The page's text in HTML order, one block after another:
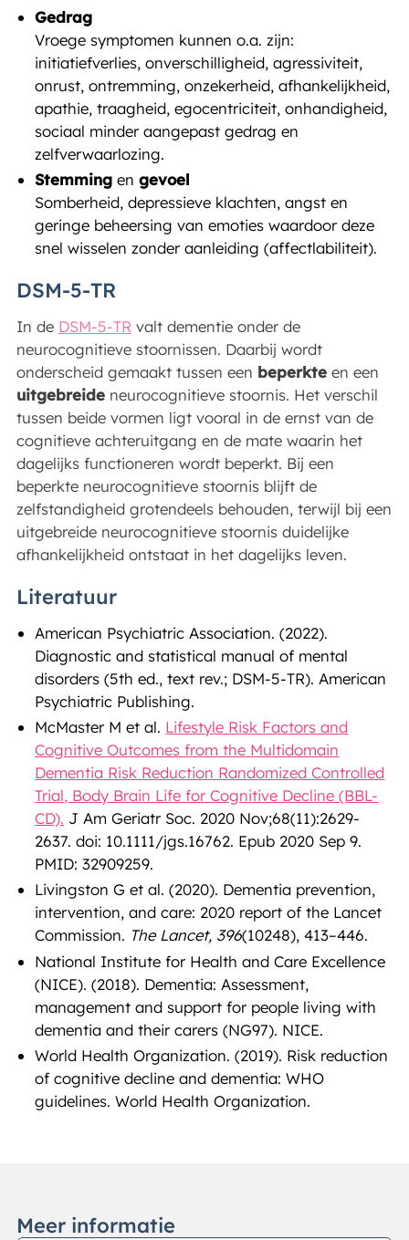
Gedrag
Vroege symptomen kunnen o.a. zijn:
initiatiefverlies, onverschilligheid, agressiviteit,
onrust, ontremming, onzekerheid, afhankelijkheid,
apathie, traagheid, egocentriciteit, onhandigheid,
sociaal minder aangepast gedrag en
zelfverwaarlozing.
Stemmingengevoel
Somberheid, depressieve klachten, angst en
geringe beheersing van emoties waardoor deze
snel wisselen zonder aanleiding (affectlabiliteit).
DSM-5-TR
In de DSM-5-TR valt dementie onder de
neurocognitieve stoornissen. Daarbij wordt
onderscheid gemaakt tussen een beperkteen een
uitgebreideneurocognitieve stoornis. Het verschil
tussen beide vormen ligt vooral in de ernst van de
cognitieve achteruitgang en de mate waarin het
dagelijks functioneren wordt beperkt. Bij een
beperkte neurocognitieve stoornis blijft de
zelfstandigheid grotendeels behouden, terwijl bij een
uitgebreide neurocognitieve stoornis duidelijke
afhankelijkheid ontstaat in het dagelijks leven.
Literatuur
American Psychiatric Association. (2022).
Diagnostic and statistical manual of mental
disorders (5th ed., text rev.; DSM-5-TR). American
Psychiatric Publishing.
McMaster M et al. Lifestyle Risk Factors and
Cognitive Outcomes from the Multidomain
Dementia Risk Reduction Randomized Controlled
Trial, Body Brain Life for Cognitive Decline (BBL-
CD). J Am Geriatr Soc. 2020 Nov;68(11):2629-
2637. doi: 10.1111/jgs.16762. Epub 2020 Sep 9.
PMID: 32909259.
Livingston G et al. (2020). Dementia prevention,
intervention, and care: 2020 report of the Lancet
Commission. The Lancet, 396(10248), 413–446.
National Institute for Health and Care Excellence
(NICE). (2018). Dementia: Assessment,
management and support for people living with
dementia and their carers (NG97). NICE.
World Health Organization. (2019). Risk reduction
of cognitive decline and dementia: WHO
guidelines. World Health Organization.
Meer informatie